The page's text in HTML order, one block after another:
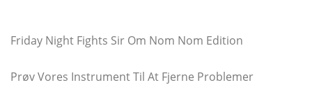
Friday Night Fights Sir Om Nom Nom Edition
Prøv Vores Instrument Til At Fjerne Problemer